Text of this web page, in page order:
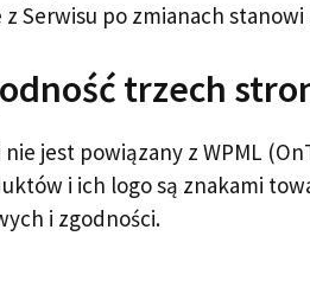
Serwisu po zmianach
trzech
jest powiązany z WPML
i ich logo są znakami
i zgodności.